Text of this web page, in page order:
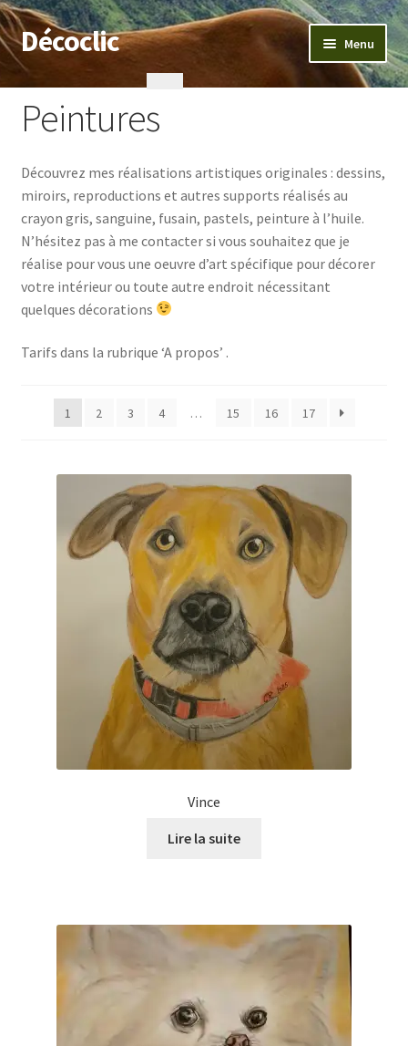
Aller
à
navigation
Aller
au
Décoclic Menu
Accueil
404 Error, content does not exist anymore
Commande
Contact
Mentions légales
Tarifs
WPMS HTML Sitemap
Peintures
Découvrez mes réalisations artistiques originales : dessins,
miroirs, reproductions et autres supports réalisés au
crayon gris, sanguine, fusain, pastels, peinture à l’huile.
N’hésitez pas à me contacter si vous souhaitez que je
réalise pour vous une oeuvre d’art spécifique pour décorer
votre intérieur ou toute autre endroit nécessitant
quelques décorations
Tarifs dans la rubrique ‘A propos’ .
1 2 3 4 … 15 16 17
Vince
Lire la suite